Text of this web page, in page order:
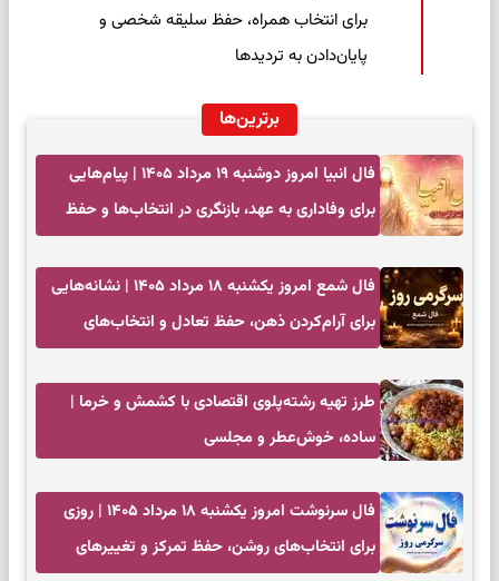
برای انتخاب همراه، حفظ سلیقه شخصی و
پایان‌دادن به تردیدها
برترین‌ها
فال انبیا امروز دوشنبه ۱۹ مرداد ۱۴۰۵ | پیام‌هایی
برای وفاداری به عهد، بازنگری در انتخاب‌ها و حفظ
فال شمع امروز یکشنبه ۱۸ مرداد ۱۴۰۵ | نشانه‌هایی
برای آرام‌کردن ذهن، حفظ تعادل و انتخاب‌های
طرز تهیه رشته‌پلوی اقتصادی با کشمش و خرما |
ساده، خوش‌عطر و مجلسی
فال سرنوشت امروز یکشنبه ۱۸ مرداد ۱۴۰۵ | روزی
برای انتخاب‌های روشن، حفظ تمرکز و تغییرهای